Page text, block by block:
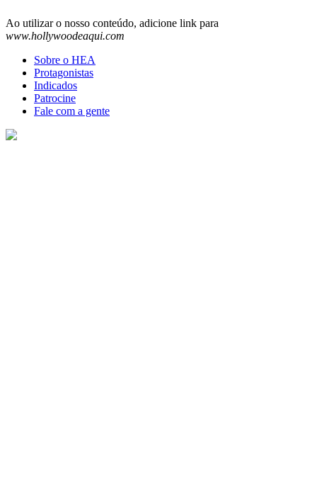
Ao utilizar o nosso conteúdo, adicione link para
www.hollywoodeaqui.com
Sobre o HEA
Protagonistas
Indicados
Patrocine
Fale com a gente